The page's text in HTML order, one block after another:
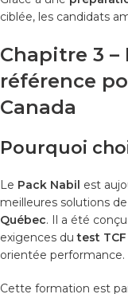
ciblée, les candidats
Chapitre 3 –
référence
Canada
Pourquoi
Le Pack Nabil est
meilleures solutions de
Québec. Il a été
exigences dutest
orientée performance.
Cette formation est